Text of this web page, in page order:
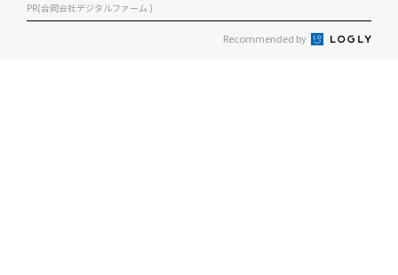
PR(合同会社デジタルファーム )
Recommended by